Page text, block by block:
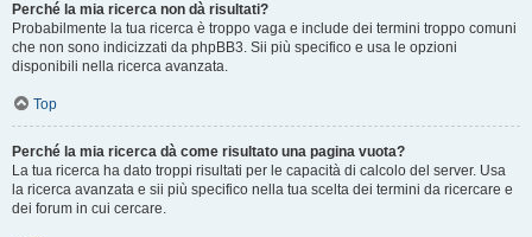
Perché la mia ricerca non dà risultati?
Probabilmente la tua ricerca è troppo vaga e include dei termini troppo comuni
che non sono indicizzati da phpBB3. Sii più specifico e usa le opzioni
disponibili nella ricerca avanzata.
Top
Perché la mia ricerca dà come risultato una pagina vuota?
La tua ricerca ha dato troppi risultati per le capacità di calcolo del server. Usa
la ricerca avanzata e sii più specifico nella tua scelta dei termini da ricercare e
dei forum in cui cercare.